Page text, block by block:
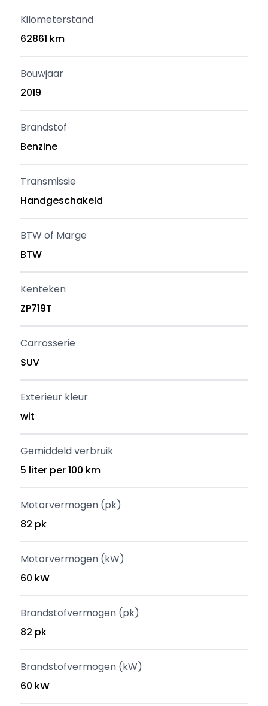
Kilometerstand
62861 km
Bouwjaar
2019
Brandstof
Benzine
Transmissie
Handgeschakeld
BTW of Marge
BTW
Kenteken
ZP719T
Carrosserie
SUV
Exterieur kleur
wit
Gemiddeld verbruik
5 liter per 100 km
Motorvermogen (pk)
82 pk
Motorvermogen (kW)
60 kW
Brandstofvermogen (pk)
82 pk
Brandstofvermogen (kW)
60 kW